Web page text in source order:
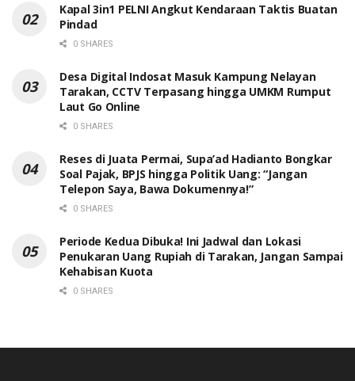
Kapal 3in1 PELNI Angkut Kendaraan Taktis Buatan
Pindad
0 SHARES
Desa Digital Indosat Masuk Kampung Nelayan
Tarakan, CCTV Terpasang hingga UMKM Rumput
Laut Go Online
0 SHARES
Reses di Juata Permai, Supa’ad Hadianto Bongkar
Soal Pajak, BPJS hingga Politik Uang: “Jangan
Telepon Saya, Bawa Dokumennya!”
0 SHARES
Periode Kedua Dibuka! Ini Jadwal dan Lokasi
Penukaran Uang Rupiah di Tarakan, Jangan Sampai
Kehabisan Kuota
0 SHARES